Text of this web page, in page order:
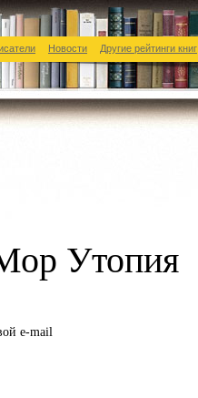
Новости Другие рейтинги книг
Утопия
e-mail